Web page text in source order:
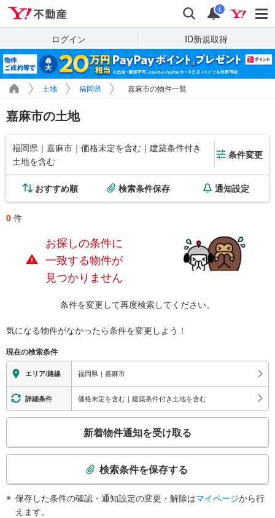
検索 通知
i
ログイン ID新規取得
土地 福岡県 嘉麻市の物件一覧
嘉麻市の土地
福岡県｜嘉麻市｜価格未定を含む｜建築条件付き
土地を含む
条件変更
おすすめ順 検索条件保存 通知設定
0 件
お探しの条件に
一致する物件が
見つかりません
条件を変更して再度検索してください。
気になる物件がなかったら条件を変更しよう！
現在の検索条件
エリア/路線 福岡県｜嘉麻市
詳細条件 価格未定を含む｜建築条件付き土地を含む
検
新着物件通知を受け取る
検索条件を保存する
保存した条件の確認・通知設定の変更・解除はマイページから行
えます。